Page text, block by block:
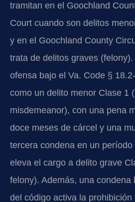
tramitan en el Goochland
Court cuando son delitos
y en el Goochland County
trata de delitos graves
ofensa bajo el Va. Code §
como un delito menor Clase 1
misdemeanor), con una pena
doce meses de cárcel y una
tercera condena en un
eleva el cargo a delito grave
felony). Además, una condena
del código activa la